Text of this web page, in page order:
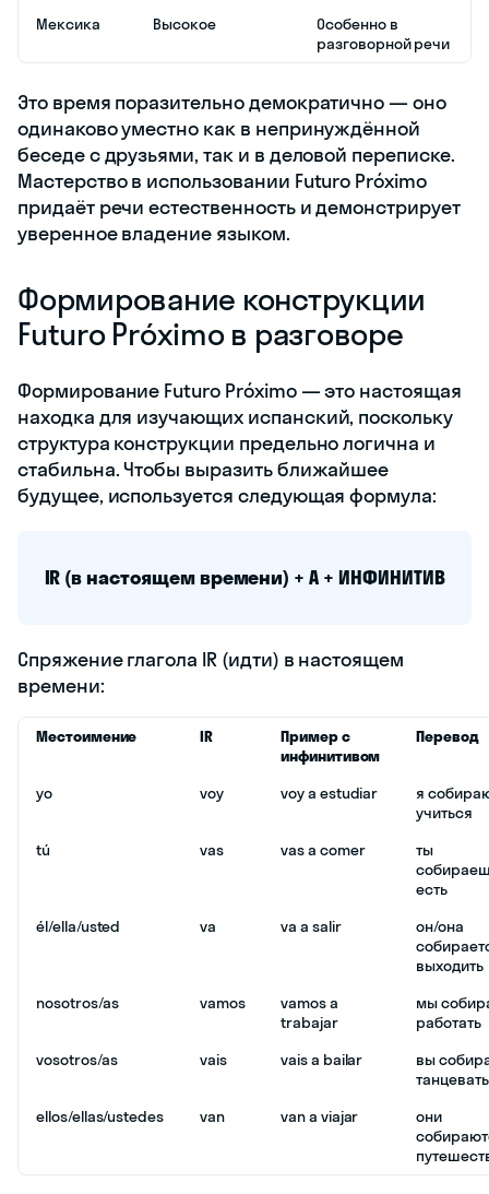
Мексика Высокое
Особенно в
разговорной речи
Это время поразительно демократично — оно
одинаково уместно как в непринуждённой
беседе с друзьями, так и в деловой переписке.
Мастерство в использовании Futuro Próximo
придаёт речи естественность и демонстрирует
уверенное владение языком.
Формирование конструкции
Futuro Próximo в разговоре
Формирование Futuro Próximo — это настоящая
находка для изучающих испанский, поскольку
структура конструкции предельно логична и
стабильна. Чтобы выразить ближайшее
будущее, используется следующая формула:
IR (в настоящем времени) + A + ИНФИНИТИВ
Спряжение глагола IR (идти) в настоящем
времени:
Местоимение IR
Пример с
инфинитивом
Перевод
yo voy voy a estudiar
я
учиться
tú
vas vas a comer
ты
есть
él/ella/usted
va va a salir
он/она
выходить
nosotros/as
vamos
vamos a
trabajar
мы
работать
vosotros/as
vais vais a bailar
вы
танцевать
ellos/ellas/ustedes
van van a viajar
они